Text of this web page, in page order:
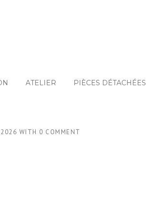
ATELIER PIÈCES DÉTACHÉES
WITH 0 COMMENT